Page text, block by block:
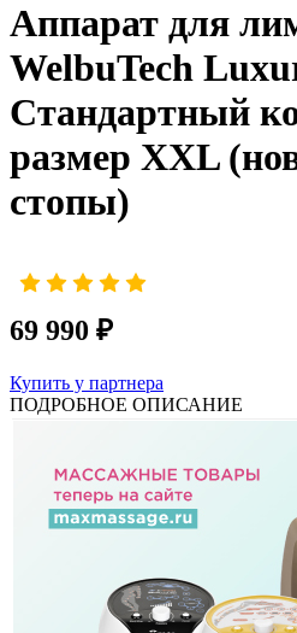
Аппарат для
WelbuTech
Стандартный
размер XXL
стопы)
69 990 ₽
Купить у партнера
ПОДРОБНОЕ ОПИСАНИЕ